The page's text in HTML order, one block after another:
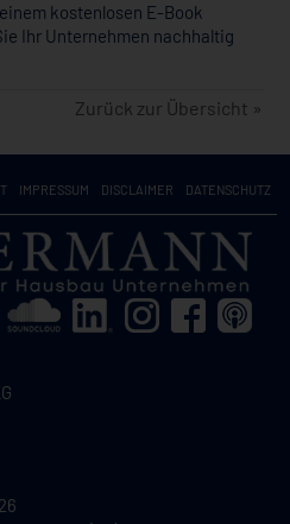
kostenlosen E-Book
Ihr Unternehmen nachhaltig
Zurück zur Übersicht »
DATENSCHUTZ
DISCLAIMER
IMPRESSUM